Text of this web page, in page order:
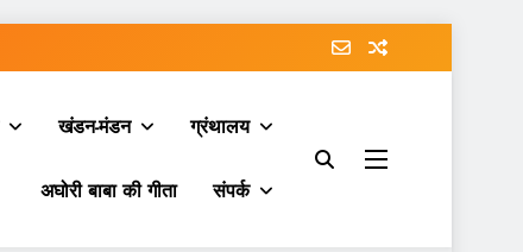
खंडन-मंडन ग्रंथालय
अघोरी बाबा की गीता संपर्क